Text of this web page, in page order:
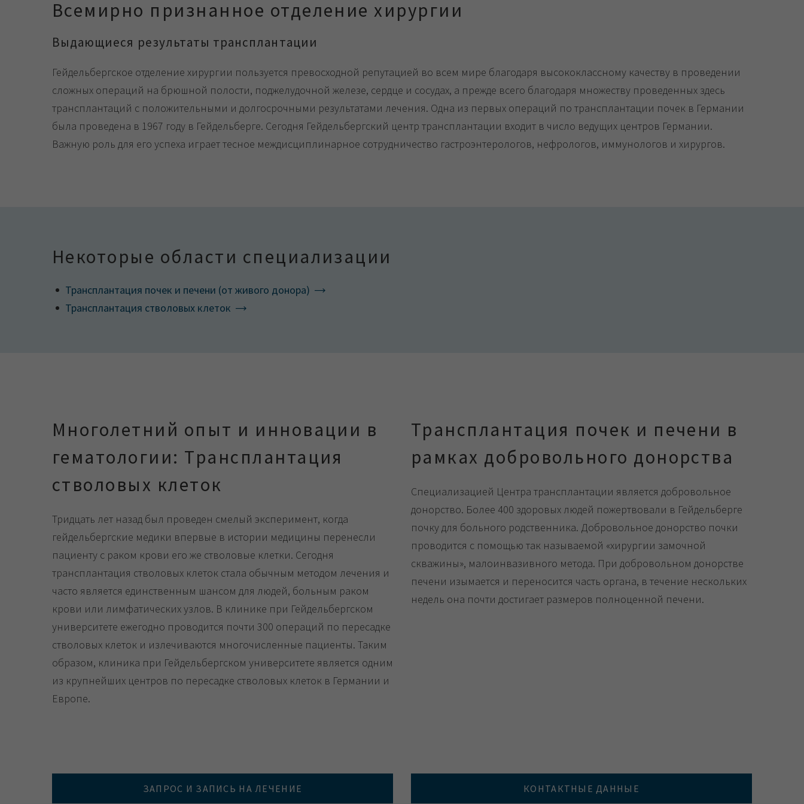
Всемирно признанное отделение хирургии
Выдающиеся результаты трансплантации
Гейдельбергское отделение хирургии пользуется превосходной репутацией во всем мире благодаря высококлассному качеству в проведении
сложных операций на брюшной полости, поджелудочной железе, сердце и сосудах, а прежде всего благодаря множеству проведенных здесь
трансплантаций с положительными и долгосрочными результатами лечения. Одна из первых операций по трансплантации почек в Германии
была проведена в 1967 году в Гейдельберге. Сегодня Гейдельбергский центр трансплантации входит в число ведущих центров Германии.
Важную роль для его успеха играет тесное междисциплинарное сотрудничество гастроэнтерологов, нефрологов, иммунологов и хирургов.
Некоторые области специализации
Трансплантация почек и печени (от живого донора)
Трансплантация стволовых клеток
Многолетний опыт и инновации в
гематологии: Трансплантация
стволовых клеток
Тридцать лет назад был проведен смелый эксперимент, когда
гейдельбергские медики впервые в истории медицины перенесли
пациенту с раком крови его же стволовые клетки. Сегодня
трансплантация стволовых клеток стала обычным методом лечения и
часто является единственным шансом для людей, больным раком
крови или лимфатических узлов. В клинике при Гейдельбергском
университете ежегодно проводится почти 300 операций по пересадке
стволовых клеток и излечиваются многочисленные пациенты. Таким
образом, клиника при Гейдельбергском университете является одним
из крупнейших центров по пересадке стволовых клеток в Германии и
Европе.
Трансплантация почек и печени в
рамках добровольного донорства
Специализацией Центра трансплантации является добровольное
донорство. Более 400 здоровых людей пожертвовали в Гейдельберге
почку для больного родственника. Добровольное донорство почки
проводится с помощью так называемой «хирургии замочной
скважины», малоинвазивного метода. При добровольном донорстве
печени изымается и переносится часть органа, в течение нескольких
недель она почти достигает размеров полноценной печени.
ЗАПРОС И ЗАПИСЬ НА ЛЕЧЕНИЕ КОНТАКТНЫЕ ДАННЫЕ